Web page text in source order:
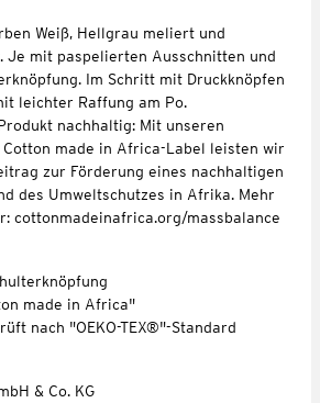
Weiß, Hellgrau meliert und
Je mit paspelierten Ausschnitten und
Im Schritt mit Druckknöpfen
leichter Raffung am Po.
nachhaltig: Mit unseren
made in Africa-Label leisten wir
zur Förderung eines nachhaltigen
des Umweltschutzes in Afrika. Mehr
cottonmadeinafrica.org/massbalance
made in Africa"
nach "OEKO-TEX®"-Standard
& Co. KG